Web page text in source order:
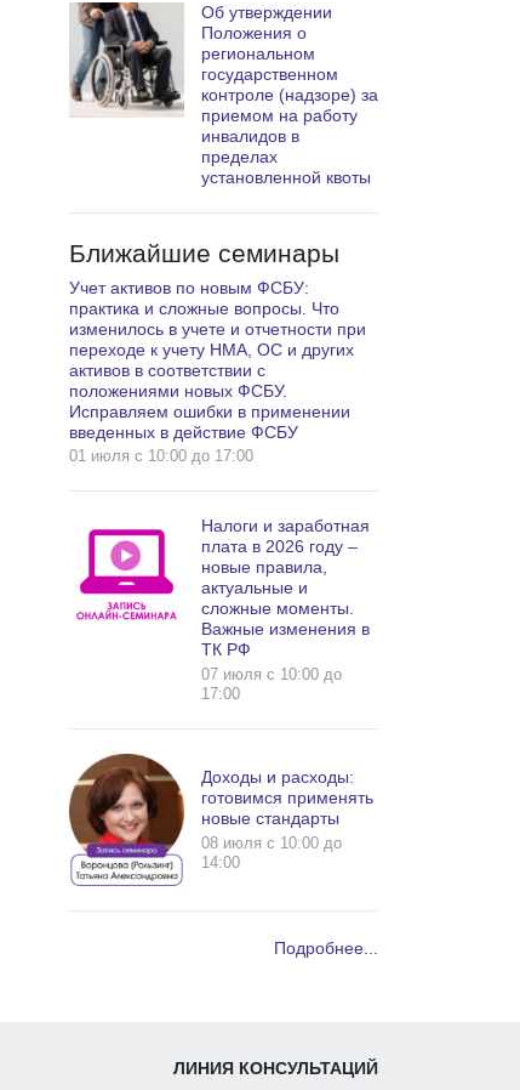
Об утверждении
Положения о
региональном
государственном
контроле (надзоре) за
приемом на работу
инвалидов в
пределах
установленной квоты
Ближайшие семинары
Учет активов по новым ФСБУ:
практика и сложные вопросы. Что
изменилось в учете и отчетности при
переходе к учету НМА, ОС и других
активов в соответствии с
положениями новых ФСБУ.
Исправляем ошибки в применении
введенных в действие ФСБУ
01 июля c 10:00 до 17:00
Налоги и заработная
плата в 2026 году –
новые правила,
актуальные и
сложные моменты.
Важные изменения в
ТК РФ
07 июля c 10:00 до
17:00
Доходы и расходы:
готовимся применять
новые стандарты
08 июля c 10:00 до
14:00
Подробнее...
ЛИНИЯ КОНСУЛЬТАЦИЙ